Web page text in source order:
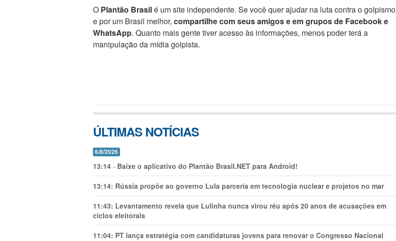
O Plantão Brasilé um site independente. Se você quer ajudar na luta contra o golpismo
e por um Brasil melhor, compartilhe com seus amigos e em grupos de Facebook e
WhatsApp. Quanto mais gente tiver acesso às informações, menos poder terá a
manipulação da mídia golpista.
ÚLTIMAS NOTÍCIAS
6/8/2026
13:14 - Baixe o aplicativo do Plantão Brasil.NET para Android!
13:14: Rússia propõe ao governo Lula parceria em tecnologia nuclear e projetos no mar
11:43: Levantamento revela que Lulinha nunca virou réu após 20 anos de acusações em
ciclos eleitorais
11:04: PT lança estratégia com candidaturas jovens para renovar o Congresso Nacional